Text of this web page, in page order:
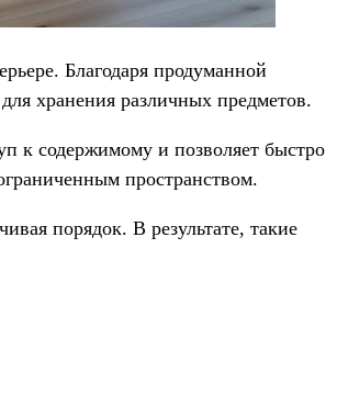
Благодаря продуманной
хранения различных предметов.
к содержимому и позволяет быстро
пространством.
порядок. В результате, такие